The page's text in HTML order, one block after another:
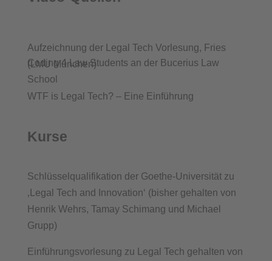
Aufzeichnung der Legal Tech Vorlesung, Fries
(LMU München)
Coding 4 Law Students an der Bucerius Law
School
WTF is Legal Tech? – Eine Einführung
Kurse
Schlüsselqualifikation der Goethe-Universität zu
‚Legal Tech and Innovation‘ (bisher gehalten von
Henrik Wehrs, Tamay Schimang und Michael
Grupp)
Einführungsvorlesung zu Legal Tech gehalten von